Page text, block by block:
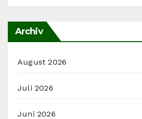
Archiv
August 2026
Juli 2026
Juni 2026